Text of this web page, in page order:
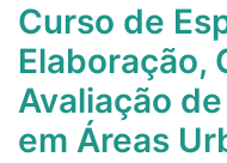
Curso de
Elaboração,
Avaliação
em Áreas